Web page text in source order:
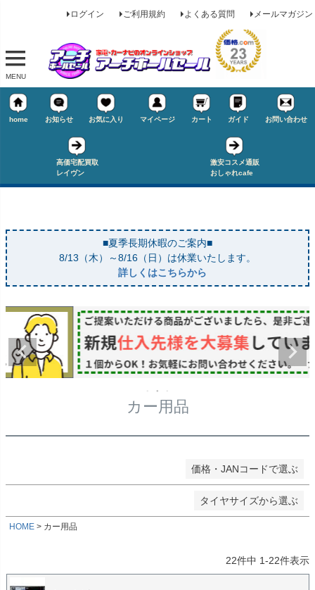
ログイン ご利用規約 よくある質問 メールマガジン
MENU
home お知らせ お気に入り マイページ カート ガイド お問い合わせ
高価宅配買取
レイヴン
激安コスメ通販
おしゃれcafe
■夏季長期休暇のご案内■
8/13（木）～8/16（日）は休業いたします。
詳しくはこちらから
カー用品
価格・JANコードで選ぶ
キーワード
価格
〜
在庫なし商品
在庫なし商品を表示しない
検索
タイヤサイズから選ぶ
★タイヤ幅
★偏平率
HOME カー用品
22件中 1-22件表示